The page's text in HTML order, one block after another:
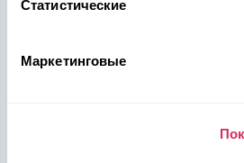
Статистические
Маркетинговые
Внедрение Американского
казахстанцев, чтобы реализовать
полную силу.